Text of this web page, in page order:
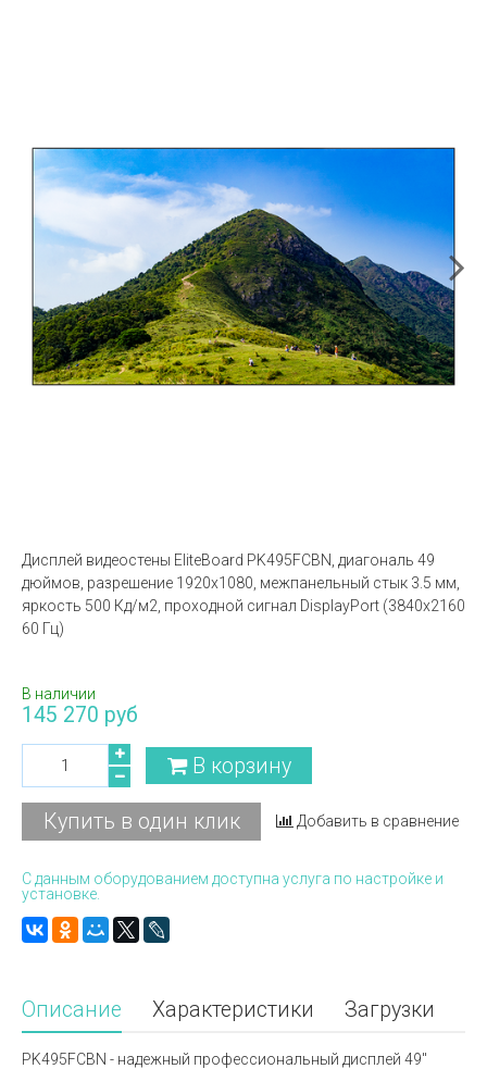
Дисплей видеостены EliteBoard PK495FCBN, диагональ 49
дюймов, разрешение 1920х1080, межпанельный стык 3.5 мм,
яркость 500 Кд/м2, проходной сигнал DisplayPort (3840x2160
60 Гц)
В наличии
145 270 руб
В корзину
Купить в один клик Добавить в сравнение
С данным оборудованием доступна услуга по настройке и
установке.
Описание Характеристики Загрузки
PK495FCBN - надежный профессиональный дисплей 49"